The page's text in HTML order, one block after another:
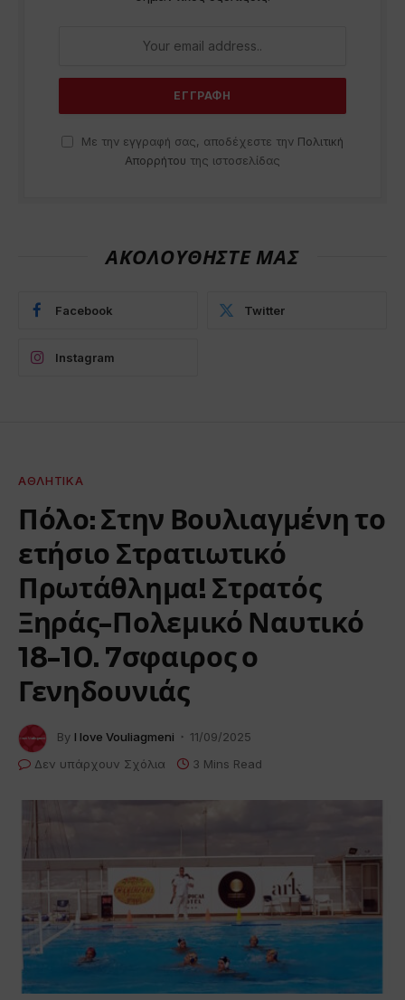
Με την εγγραφή σας, αποδέχεστε την Πολιτική
Απορρήτου της ιστοσελίδας
ΑΚΟΛΟΥΘΗΣΤΕ ΜΑΣ
Facebook Twitter
Instagram
ΑΘΛΗΤΙΚΆ
Πόλο: Στην Βουλιαγμένη το
ετήσιο Στρατιωτικό
Πρωτάθλημα! Στρατός
Ξηράς-Πολεμικό Ναυτικό
18-10. 7σφαιρος ο
Γενηδουνιάς
By I love Vouliagmeni
11/09/2025
Δεν υπάρχουν Σχόλια
3 Mins Read